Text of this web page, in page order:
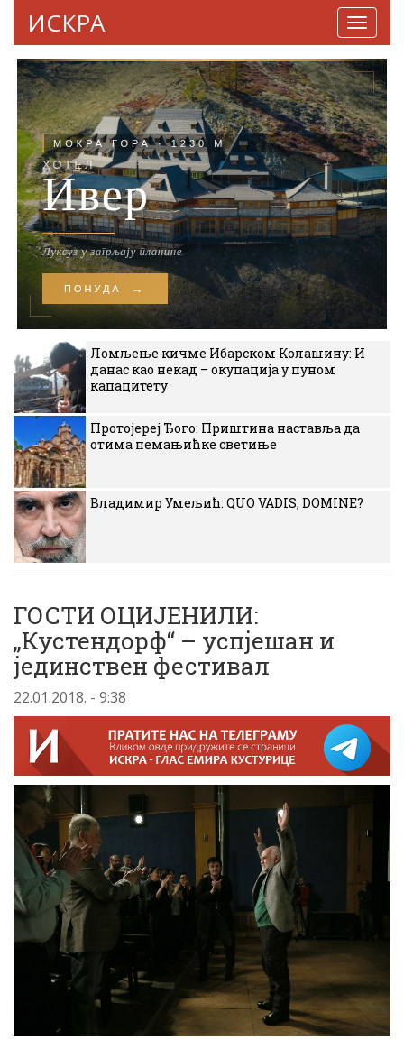
ИСКРА
Ломљење кичме Ибарском Колашину: И
данас као некад – окупација у пуном
капацитету
Протојереј Ђого: Приштина наставља да
отима немањићке светиње
Владимир Умељић: QUO VADIS, DOMINE?
ГОСТИ ОЦИЈЕНИЛИ:
„Кустендорф“ – успјешан и
јединствен фестивал
22.01.2018. - 9:38